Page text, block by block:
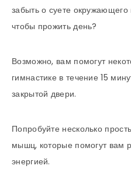
забыть о суете
чтобы прожить день?
Возможно, вам помогут
гимнастике в течение 15
закрытой двери.
Попробуйте несколько
мышц, которые помогут вам
энергией.